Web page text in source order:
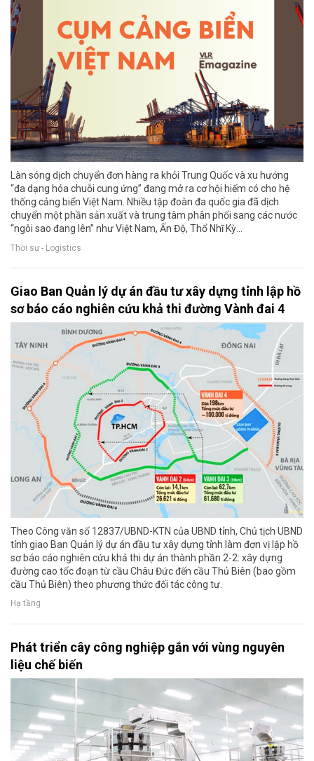
Làn sóng dịch chuyển đơn hàng ra khỏi Trung Quốc và xu hướng
“đa dạng hóa chuỗi cung ứng” đang mở ra cơ hội hiếm có cho hệ
thống cảng biển Việt Nam. Nhiều tập đoàn đa quốc gia đã dịch
chuyển một phần sản xuất và trung tâm phân phối sang các nước
“ngôi sao đang lên” như Việt Nam, Ấn Độ, Thổ Nhĩ Kỳ…
Thời sự - Logistics
Giao Ban Quản lý dự án đầu tư xây dựng tỉnh lập hồ
sơ báo cáo nghiên cứu khả thi đường Vành đai 4
Theo Công văn số 12837/UBND-KTN của UBND tỉnh, Chủ tịch UBND
tỉnh giao Ban Quản lý dự án đầu tư xây dựng tỉnh làm đơn vị lập hồ
sơ báo cáo nghiên cứu khả thi dự án thành phần 2-2: xây dựng
đường cao tốc đoạn từ cầu Châu Đức đến cầu Thủ Biên (bao gồm
cầu Thủ Biên) theo phương thức đối tác công tư.
Hạ tầng
Phát triển cây công nghiệp gắn với vùng nguyên
liệu chế biến